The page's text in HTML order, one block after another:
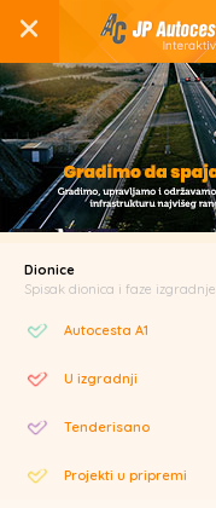
Dionice
Spisak dionica i faze izgradnje
Autocesta A1
U izgradnji
Tenderisano
Projekti u pripremi